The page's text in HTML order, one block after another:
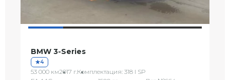
BMW 3-Series
4
53 000 км2017 г.Комплектация: 318 I SP